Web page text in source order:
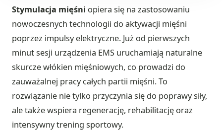
Stymulacja mięśni opiera się na zastosowaniu
nowoczesnych technologii do aktywacji mięśni
poprzez impulsy elektryczne. Już od pierwszych
minut sesji urządzenia EMS uruchamiają naturalne
skurcze włókien mięśniowych, co prowadzi do
zauważalnej pracy całych partii mięśni. To
rozwiązanie nie tylko przyczynia się do poprawy siły,
ale także wspiera regenerację, rehabilitację oraz
intensywny trening sportowy.